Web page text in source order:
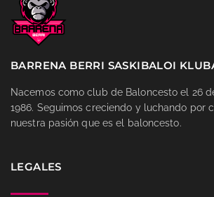
BARRENA BERRI SASKIBALOI
Nacemos como club de Baloncesto el 26
1986. Seguimos creciendo y luchando por
nuestra pasión que es el baloncesto.
LEGALES